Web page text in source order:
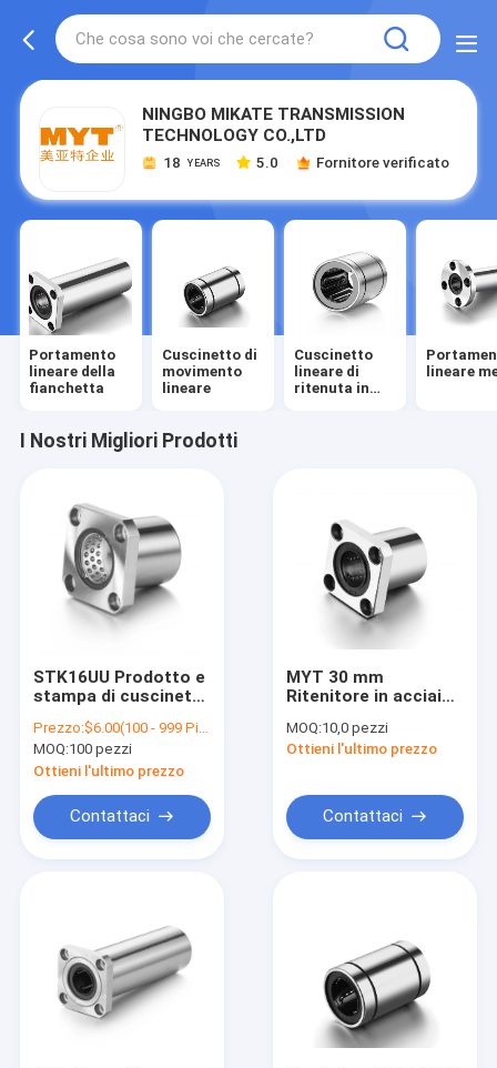
NINGBO MIKATE TRANSMISSION
TECHNOLOGY CO.,LTD
18 YEARS 5.0 Fornitore verificato
Portamento
lineare della
fianchetta
Cuscinetto di
movimento
lineare
Cuscinetto
lineare di
ritenuta in
lineare
I Nostri Migliori Prodotti
STK16UU Prodotto e
stampa di cuscinetti
precisione
Prezzo:$6.00(100 - 999 Pieces) $5.80(1000 - 9999 Pieces) $5.20(>=10000 Pieces)
MOQ:100 pezzi
Ottieni l'ultimo prezzo
Contattaci
MYT 30 mm
Ritenitore in acciaio
G6 Precisione di
grado LMEK30UU
MOQ:10,0 pezzi
Ottieni l'ultimo prezzo
Contattaci